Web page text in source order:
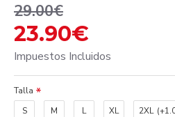
23.90€
29.00€
Impuestos Incluidos
Talla
S
M L XL 2XL